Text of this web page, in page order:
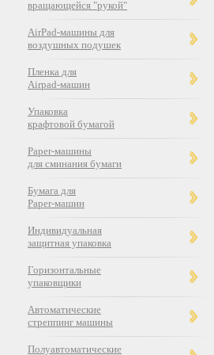
вращающейся "рукой"
AirPad-машины для
воздушных подушек
Пленка для
Airpad-машин
Упаковка
крафтовой бумагой
Paper-машины
для сминания бумаги
Бумага для
Paper-машин
Индивидуальная
защитная упаковка
Горизонтальные
упаковщики
Автоматические
стреппинг машины
Полуавтоматические